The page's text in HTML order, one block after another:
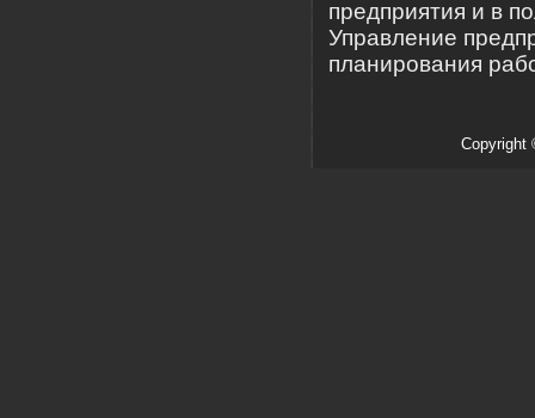
предприятия и в
Управление
планирования
Copyright